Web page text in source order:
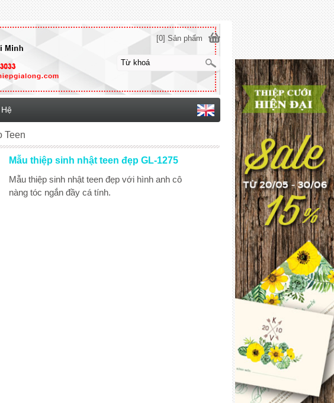
Mẫu thiệp sinh nhật teen đẹp GL-1275
Mẫu thiệp sinh nhật teen đẹp với hình anh cô
nàng tóc ngắn đầy cá tính.
Teen
[0] Sản phẩm